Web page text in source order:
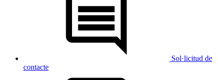
Sol·licitud de
contacte